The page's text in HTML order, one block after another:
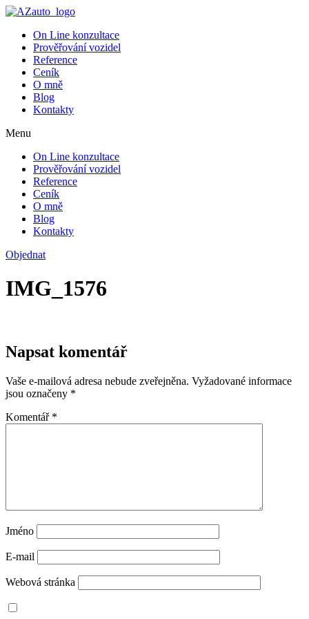
On Line konzultace
Prověřování vozidel
Reference
Ceník
O mně
Blog
Kontakty
Menu
On Line konzultace
Prověřování vozidel
Reference
Ceník
O mně
Blog
Kontakty
Objednat
IMG_1576
Napsat komentář
Vaše e-mailová adresa nebude zveřejněna. Vyžadované informace
jsou označeny *
Komentář *
Jméno
E-mail
Webová stránka